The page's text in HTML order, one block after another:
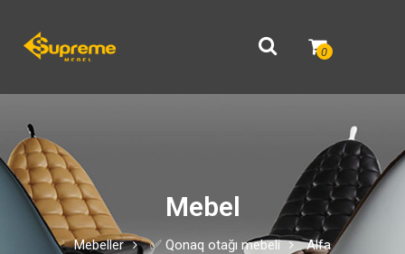
0
Mebel
Mebeller ✅ Qonaq otağı mebeli Alfa